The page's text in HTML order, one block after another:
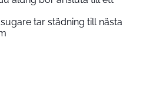
tar städning till nästa